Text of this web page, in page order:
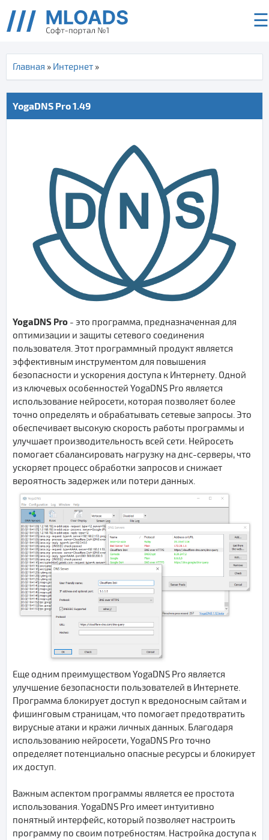
☰
Главная » Интернет »
YogaDNS Pro 1.49
YogaDNS Pro - это программа, предназначенная для
оптимизации и защиты сетевого соединения
пользователя. Этот программный продукт является
эффективным инструментом для повышения
безопасности и ускорения доступа к Интернету. Одной
из ключевых особенностей YogaDNS Pro является
использование нейросети, которая позволяет более
точно определять и обрабатывать сетевые запросы. Это
обеспечивает высокую скорость работы программы и
улучшает производительность всей сети. Нейросеть
помогает сбалансировать нагрузку на днс-серверы, что
ускоряет процесс обработки запросов и снижает
вероятность задержек или потери данных.
Еще одним преимуществом YogaDNS Pro является
улучшение безопасности пользователей в Интернете.
Программа блокирует доступ к вредоносным сайтам и
фишинговым страницам, что помогает предотвратить
вирусные атаки и кражи личных данных. Благодаря
использованию нейросети, YogaDNS Pro точно
определяет потенциально опасные ресурсы и блокирует
их доступ.
Важным аспектом программы является ее простота
использования. YogaDNS Pro имеет интуитивно
понятный интерфейс, который позволяет настроить
программу по своим потребностям. Настройка доступа к